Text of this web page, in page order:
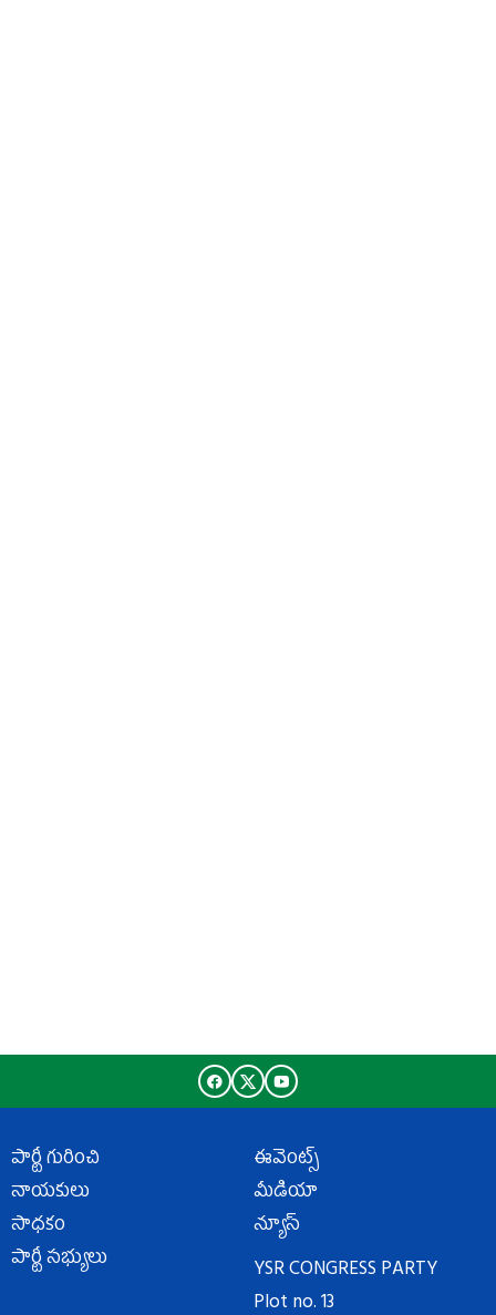
పార్టీ గురించి
నాయకులు
సాధకం
పార్టీ సభ్యులు
ఈవెంట్స్
మీడియా
న్యూస్
YSR CONGRESS PARTY
Plot no. 13